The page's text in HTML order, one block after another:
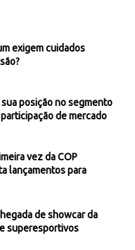
exigem cuidados
posição no segmento
de mercado
vez da COP
lançamentos para
de showcar da
superesportivos